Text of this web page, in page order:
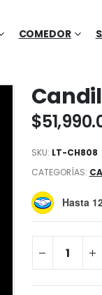
COMEDOR
$
SKU: LT-CH808
CATEGORÍAS:
Hasta